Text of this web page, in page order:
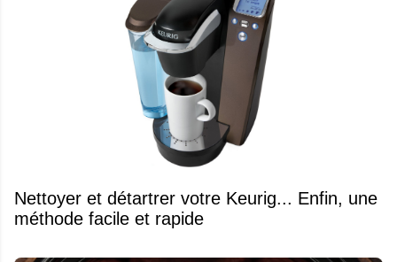
Nettoyer et détartrer votre Keurig... Enfin, une
méthode facile et rapide